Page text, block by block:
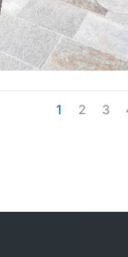
1 2 3